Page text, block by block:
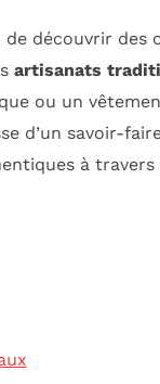
de découvrir
artisanats
ou un
d’un savoir-
à